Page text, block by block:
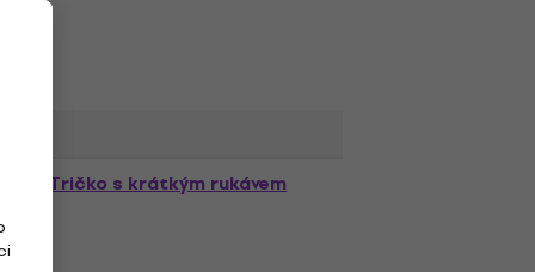
Tričko s krátkým rukávem